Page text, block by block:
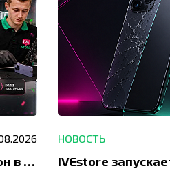
Замена экрана на Айфон в Москве и Балашихе
НОВОСТЬ